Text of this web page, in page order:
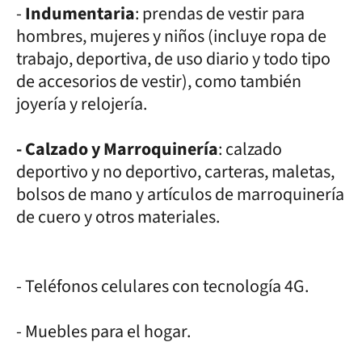
-Indumentaria: prendas de vestir para
hombres, mujeres y niños (incluye ropa de
trabajo, deportiva, de uso diario y todo tipo
de accesorios de vestir), como también
joyería y relojería.
- Calzado y Marroquinería: calzado
deportivo y no deportivo, carteras, maletas,
bolsos de mano y artículos de marroquinería
de cuero y otros materiales.
- Teléfonos celulares con tecnología 4G.
- Muebles para el hogar.